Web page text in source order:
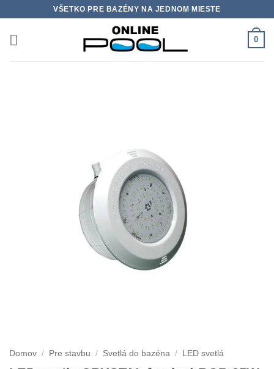
content
VŠETKO PRE BAZÉNY NA JEDNOM MIESTE
0
Domov / Pre stavbu / Svetlá do bazéna / LED svetlá